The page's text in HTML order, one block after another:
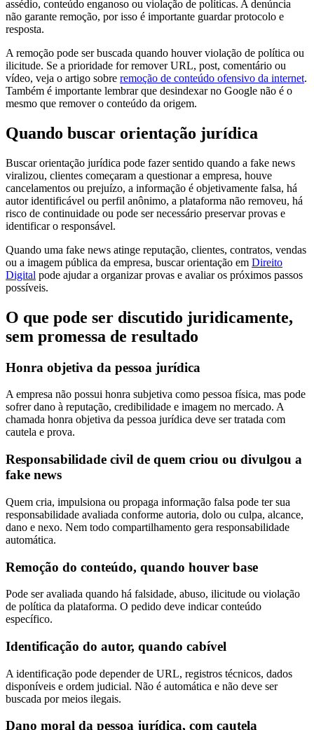
assédio, conteúdo enganoso ou violação de políticas. A denúncia
não garante remoção, por isso é importante guardar protocolo e
resposta.
A remoção pode ser buscada quando houver violação de política ou
ilicitude. Se a prioridade for remover URL, post, comentário ou
vídeo, veja o artigo sobre remoção de conteúdo ofensivo da internet.
Também é importante lembrar que desindexar no Google não é o
mesmo que remover o conteúdo da origem.
Quando buscar orientação jurídica
Buscar orientação jurídica pode fazer sentido quando a fake news
viralizou, clientes começaram a questionar a empresa, houve
cancelamentos ou prejuízo, a informação é objetivamente falsa, há
autor identificável ou perfil anônimo, a plataforma não removeu, há
risco de continuidade ou pode ser necessário preservar provas e
identificar o responsável.
Quando uma fake news atinge reputação, clientes, contratos, vendas
ou a imagem pública da empresa, buscar orientação em Direito
Digital pode ajudar a organizar provas e avaliar os próximos passos
possíveis.
O que pode ser discutido juridicamente,
sem promessa de resultado
Honra objetiva da pessoa jurídica
A empresa não possui honra subjetiva como pessoa física, mas pode
sofrer dano à reputação, credibilidade e imagem no mercado. A
chamada honra objetiva da pessoa jurídica deve ser tratada com
cautela e prova.
Responsabilidade civil de quem criou ou divulgou a
fake news
Quem cria, impulsiona ou propaga informação falsa pode ter sua
responsabilidade avaliada conforme autoria, dolo ou culpa, alcance,
dano e nexo. Nem todo compartilhamento gera responsabilidade
automática.
Remoção do conteúdo, quando houver base
Pode ser avaliada quando há falsidade, abuso, ilicitude ou violação
de política da plataforma. O pedido deve indicar conteúdo
específico.
Identificação do autor, quando cabível
A identificação pode depender de URL, registros técnicos, dados
disponíveis e ordem judicial. Não é automática e não deve ser
buscada por meios ilegais.
Dano moral da pessoa jurídica, com cautela